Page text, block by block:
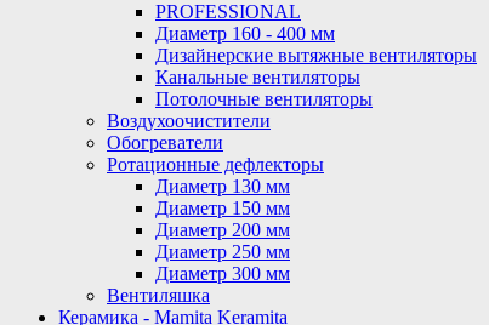
PROFESSIONAL
Диаметр 160 - 400 мм
Дизайнерские вытяжные вентиляторы
Канальные вентиляторы
Потолочные вентиляторы
Воздухоочистители
Обогреватели
Ротационные дефлекторы
Диаметр 130 мм
Диаметр 150 мм
Диаметр 200 мм
Диаметр 250 мм
Диаметр 300 мм
Вентиляшка
Керамика - Mamita Keramita